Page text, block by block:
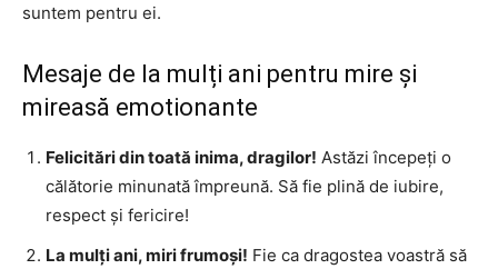
suntem pentru ei.
Mesaje de la mulți ani pentru mire și
mireasă emotionante
Felicitări din toată inima, dragilor! Astăzi începeți o
călătorie minunată împreună. Să fie plină de iubire,
respect și fericire!
La mulți ani, miri frumoși! Fie ca dragostea voastră să